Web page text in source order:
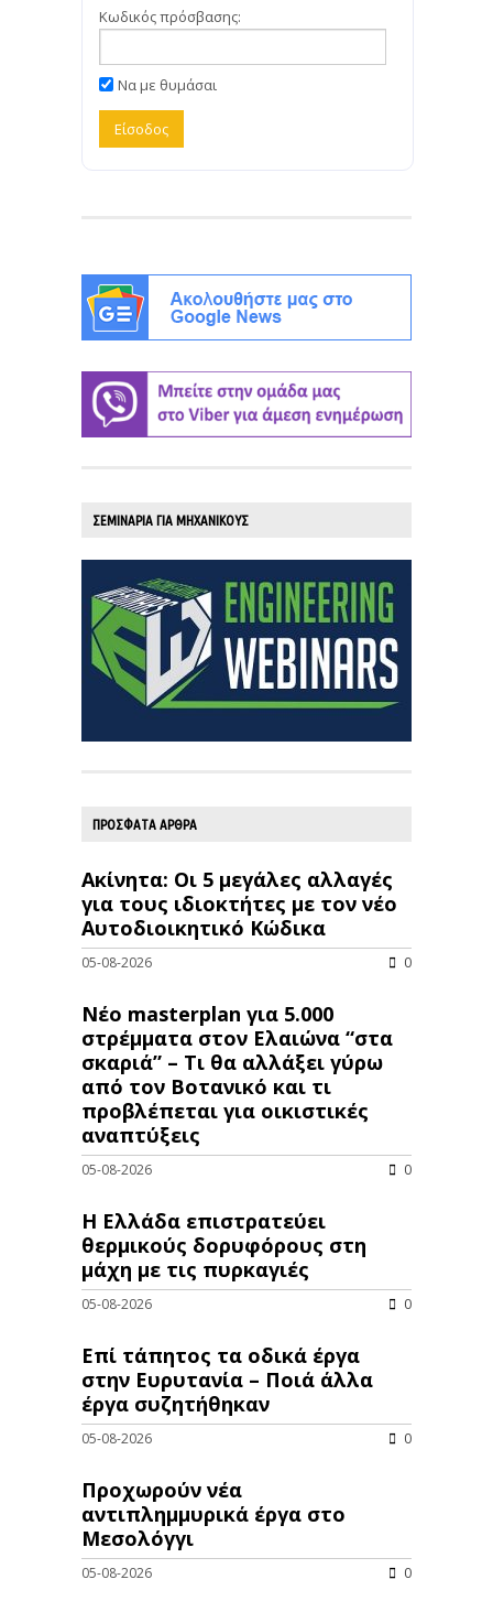
Κωδικός πρόσβασης:
Να με θυμάσαι
ΣΕΜΙΝΑΡΙΑ ΓΙΑ ΜΗΧΑΝΙΚΟΥΣ
ΠΡΟΣΦΑΤΑ ΑΡΘΡΑ
Ακίνητα: Οι 5 μεγάλες αλλαγές
για τους ιδιοκτήτες με τον νέο
Αυτοδιοικητικό Κώδικα
05-08-2026 0
Νέο masterplan για 5.000
στρέμματα στον Ελαιώνα “στα
σκαριά” – Τι θα αλλάξει γύρω
από τον Βοτανικό και τι
προβλέπεται για οικιστικές
αναπτύξεις
05-08-2026 0
Η Ελλάδα επιστρατεύει
θερμικούς δορυφόρους στη
μάχη με τις πυρκαγιές
05-08-2026 0
Επί τάπητος τα οδικά έργα
στην Ευρυτανία – Ποιά άλλα
έργα συζητήθηκαν
05-08-2026 0
Προχωρούν νέα
αντιπλημμυρικά έργα στο
Μεσολόγγι
05-08-2026 0